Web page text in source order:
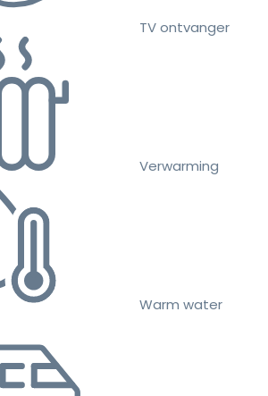
TV ontvanger
Verwarming
Warm water